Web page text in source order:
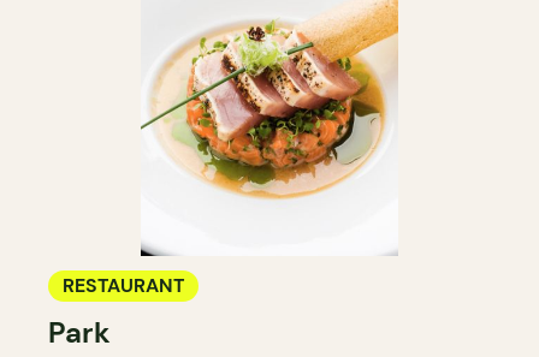
RESTAURANT
Park